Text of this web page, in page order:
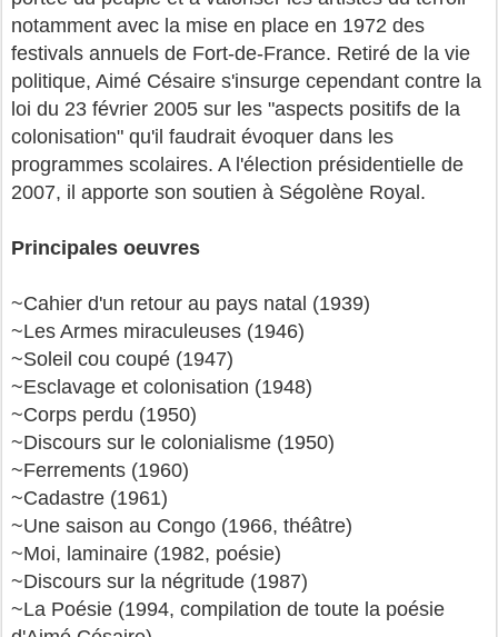
notamment avec la mise en place en 1972 des
festivals annuels de Fort-de-France. Retiré de la vie
politique, Aimé Césaire s'insurge cependant contre la
loi du 23 février 2005 sur les "aspects positifs de la
colonisation" qu'il faudrait évoquer dans les
programmes scolaires. A l'élection présidentielle de
2007, il apporte son soutien à Ségolène Royal.
Principales oeuvres
~Cahier d'un retour au pays natal (1939)
~Les Armes miraculeuses (1946)
~Soleil cou coupé (1947)
~Esclavage et colonisation (1948)
~Corps perdu (1950)
~Discours sur le colonialisme (1950)
~Ferrements (1960)
~Cadastre (1961)
~Une saison au Congo (1966, théâtre)
~Moi, laminaire (1982, poésie)
~Discours sur la négritude (1987)
~La Poésie (1994, compilation de toute la poésie